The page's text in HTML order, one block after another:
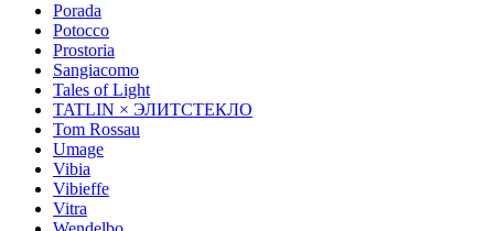
Porada
Potocco
Prostoria
Sangiacomo
Tales of Light
TATLIN × ЭЛИТСТЕКЛО
Tom Rossau
Umage
Vibia
Vibieffe
Vitra